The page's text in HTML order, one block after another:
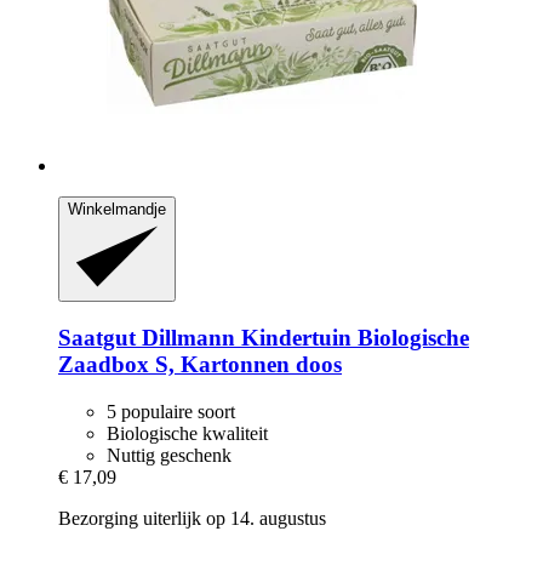
Winkelmandje
Saatgut Dillmann Kindertuin Biologische
Zaadbox S, Kartonnen doos
5 populaire soort
Biologische kwaliteit
Nuttig geschenk
€ 17,09
Bezorging uiterlijk op 14. augustus